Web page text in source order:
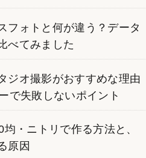
フォトと何が違う？データ
べてみました
ジオ撮影がおすすめな理由
で失敗しないポイント
・ニトリで作る方法と、
原因